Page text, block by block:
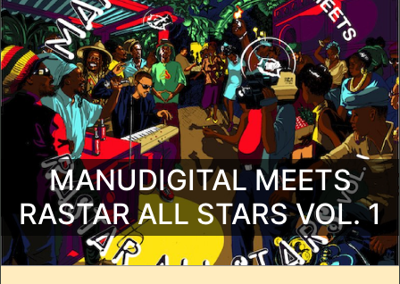
MANUDIGITAL MEETS
RASTAR ALL STARS VOL. 1